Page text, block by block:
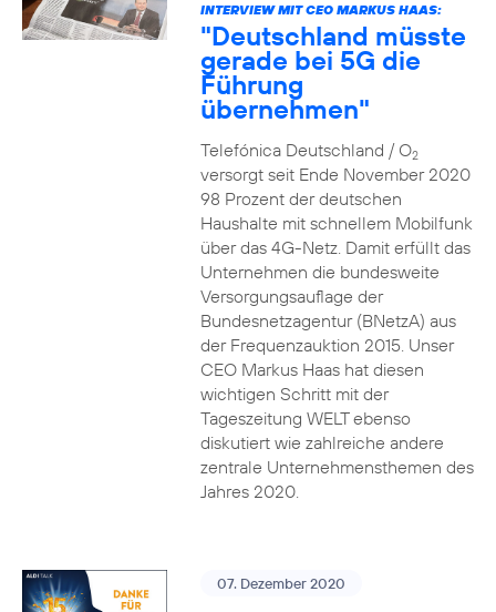
INTERVIEW MIT CEO MARKUS HAAS:
"Deutschland müsste
gerade bei 5G die
Führung
übernehmen"
Telefónica Deutschland / O2
versorgt seit Ende November 2020
98 Prozent der deutschen
Haushalte mit schnellem Mobilfunk
über das 4G-Netz. Damit erfüllt das
Unternehmen die bundesweite
Versorgungsauflage der
Bundesnetzagentur (BNetzA) aus
der Frequenzauktion 2015. Unser
CEO Markus Haas hat diesen
wichtigen Schritt mit der
Tageszeitung WELT ebenso
diskutiert wie zahlreiche andere
zentrale Unternehmensthemen des
Jahres 2020.
07. Dezember 2020